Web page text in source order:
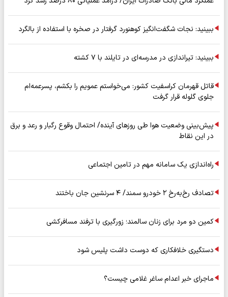
ببینید: نجات شگفت‌انگیز کوهنورد گرفتار در صخره با استفاده از بالگرد
ببینید: تیراندازی در مدرسه‌ای در تایلند با ۷ کشته
قاتل قهرمان کراسفیت کشور: می‌خواستم عمویم را بکشم، پسرعمه‌ام
جلوی گلوله قرار گرفت
پیش‌بینی وضعیت هوا طی روزهای آینده/ احتمال وقوع رگبار و رعد و برق
در این نقاط
راه‌اندازی یک سامانه مهم در تامین اجتماعی
تصادف رخ‌به‌رخ ۲ خودرو سمند/ ۴ سرنشین جان باختند
کمین دو مرد برای زنان سالمند؛ زورگیری با ترفند مسافرکشی
دستگیری خلافکاری که دوست داشت پلیس شود
ماجرای خبر اعدام ساغر غلامی چیست؟